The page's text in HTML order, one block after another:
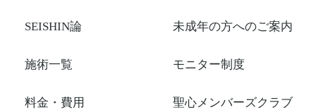
SEISHIN論
施術一覧
料金・費用
未成年の方へのご案内
モニター制度
聖心メンバーズクラブ